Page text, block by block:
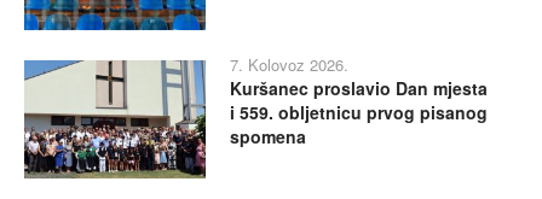
7. Kolovoz 2026.
Kuršanec proslavio Dan mjesta
i 559. obljetnicu prvog pisanog
spomena